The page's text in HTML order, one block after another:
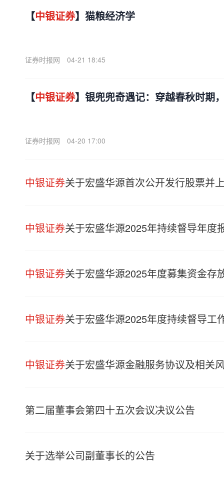
【中银证券】猫粮经济学
证券时报网 04-21 18:45
【中银证券】银兜兜奇遇记：穿越春秋时期
证券时报网 04-20 17:00
中银证券关于宏盛华源首次公开发行股票并
中银证券关于宏盛华源2025年持续督导年度
中银证券关于宏盛华源2025年度募集资金存
中银证券关于宏盛华源2025年度持续督导工
中银证券关于宏盛华源金融服务协议及相关
第二届董事会第四十五次会议决议公告
关于选举公司副董事长的公告